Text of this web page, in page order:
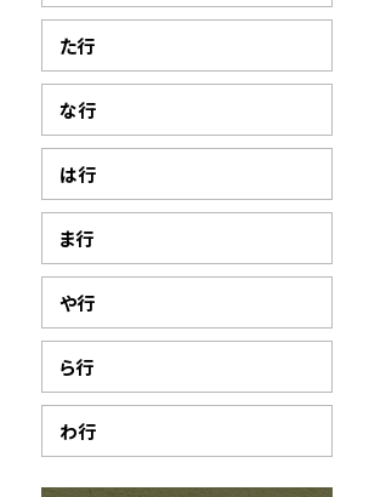
た行
な行
は行
ま行
や行
ら行
わ行